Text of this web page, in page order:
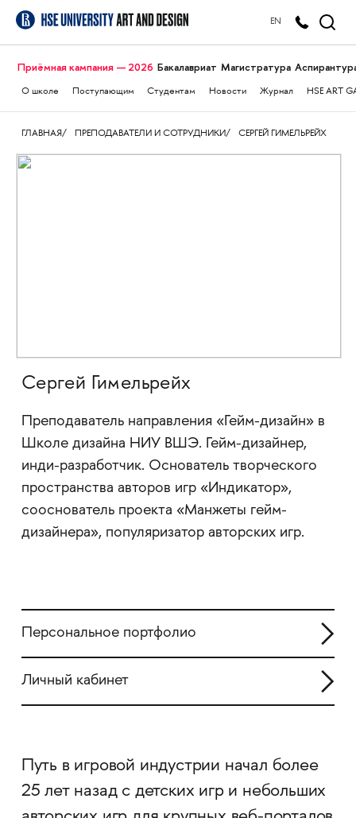
EN
Приёмная кампания — 2026 Бакалавриат Магистратура
О школе Поступающим Студентам Новости Журнал HSE ART
ГЛАВНАЯ ПРЕПОДАВАТЕЛИ И СОТРУДНИКИ СЕРГЕЙ ГИМЕЛЬРЕЙХ
Сергей Гимельрейх
Преподаватель направления «Гейм-дизайн» в
Школе дизайна НИУ ВШЭ. Гейм-дизайнер,
инди-разработчик. Основатель творческого
пространства авторов игр «Индикатор»,
сооснователь проекта «Манжеты гейм-
дизайнера», популяризатор авторских игр.
Персональное портфолио
Личный кабинет
Путь в игровой индустрии начал более
25 лет назад с детских игр и небольших